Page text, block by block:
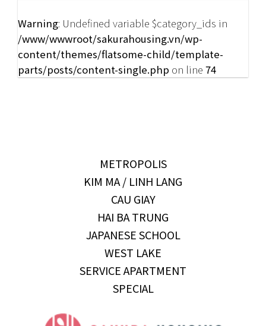
Warning: Undefined variable $category_ids in
/www/wwwroot/sakurahousing.vn/wp-
content/themes/flatsome-child/template-
parts/posts/content-single.php on line 74
METROPOLIS
KIM MA / LINH LANG
CAU GIAY
HAI BA TRUNG
JAPANESE SCHOOL
WEST LAKE
SERVICE APARTMENT
SPECIAL